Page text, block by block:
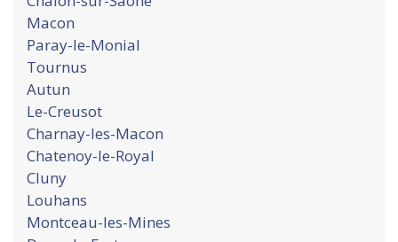
Macon
Paray-le-Monial
Tournus
Autun
Le-Creusot
Charnay-les-Macon
Chatenoy-le-Royal
Cluny
Louhans
Montceau-les-Mines